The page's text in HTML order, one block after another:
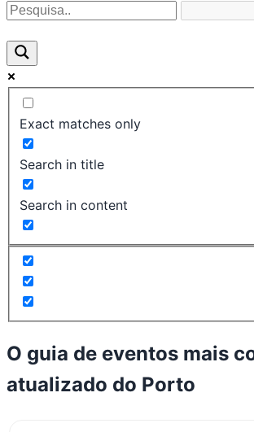
Exact matches only
Search in title
Search in content
O guia de eventos mais
atualizado do Porto